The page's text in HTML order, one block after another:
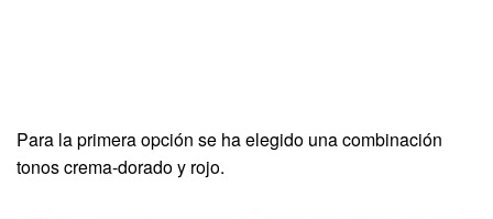
Para la primera opción se ha elegido una combinación
tonos crema-dorado y rojo.